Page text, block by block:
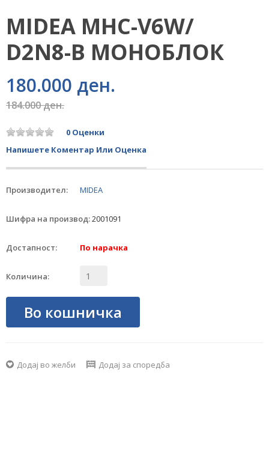
MIDEA MHC-V6W/
D2N8-B МОНОБЛОК
180.000 ден.
184.000 ден.
0 Оценки
Напишете Коментар Или Оценка
Производител: MIDEA
Шифра на производ:2001091
Достапност: По нарачка
Количина:
Во кошничка
Додај во желби Додај за споредба